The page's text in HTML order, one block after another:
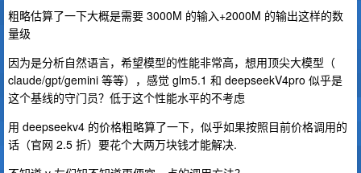
粗略估算了一下大概是需要 3000M 的输入+2000M 的输出这样的数
量级
因为是分析自然语言，希望模型的性能非常高，想用顶尖大模型（
claude/gpt/gemini 等等），感觉 glm5.1 和 deepseekV4pro 似乎是
这个基线的守门员？低于这个性能水平的不考虑
用 deepseekv4 的价格粗略算了一下，似乎如果按照目前价格调用的
话（官网 2.5 折）要花个大两万块钱才能解决.